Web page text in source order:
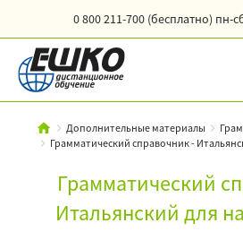
0 800 211-700 (бесплатно) пн-
Дополнительные материалы
Грамматический справочник -
Грамматический
Итальянский для